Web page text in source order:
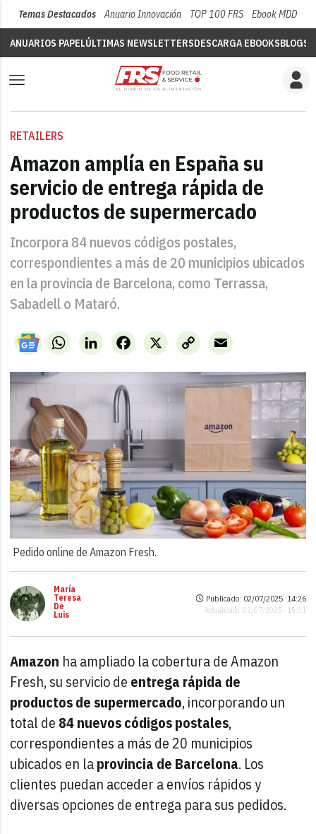
Temas Destacados Anuario Innovación TOP 100 FRS Ebook MDD
ANUARIOS PAPELÚLTIMAS NEWSLETTERSDESCARGA EBOOKSBLOGS
RETAILERS
Amazon amplía en España su
servicio de entrega rápida de
productos de supermercado
Incorpora 84 nuevos códigos postales,
correspondientes a más de 20 municipios ubicados
en la provincia de Barcelona, como Terrassa,
Sabadell o Mataró.
WhatsAppLinkedIn X
Facebook
Copy
Link
Email
Pedido online de Amazon Fresh.
María
Teresa
De
Luis
Publicado: 02/07/2025 ·14:26
Actualizado: 02/07/2025 · 15:01
Amazon ha ampliado la cobertura de Amazon
Fresh, su servicio de entrega rápida de
productos de supermercado, incorporando un
total de 84 nuevos códigos postales,
correspondientes a más de 20 municipios
ubicados en laprovincia de Barcelona. Los
clientes puedan acceder a envíos rápidos y
diversas opciones de entrega para sus pedidos.